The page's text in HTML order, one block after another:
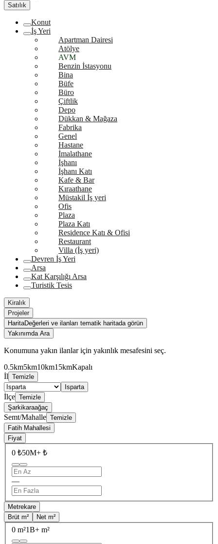
Satılık
Konut
İş Yeri
Apartman Dairesi
Atölye
AVM
Benzin İstasyonu
Bina
Büfe
Büro
Çiftlik
Depo
Dükkan & Mağaza
Fabrika
Genel
Hastane
İmalathane
İşhanı
İşhanı Katı
Kafe & Bar
Kıraathane
Müstakil İş yeri
Ofis
Plaza
Plaza Katı
Residence Katı & Ofisi
Restaurant
Villa (İş yeri)
Devren İş Yeri
Arsa
Kat Karşılığı Arsa
Turistik Tesis
Kiralık
Projeler
HaritaDeğerleri ve ilanları tematik haritada görün
Yakınımda Ara
Konumuna yakın ilanlar için yakınlık mesafesini seç.
0.5km5km10km15kmKapalı
İl Temizle
Isparta
İlçe Temizle
Şarkikaraağaç
Semt/Mahalle Temizle
Fatih Mahallesi
Fiyat
0 ₺50M+ ₺
—
Metrekare
Brüt m²
Net m²
0 m²1B+ m²